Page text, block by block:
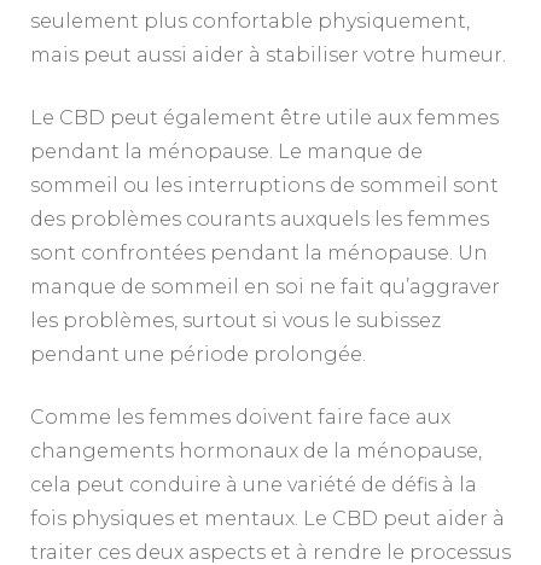
seulement plus confortable physiquement,
mais peut aussi aider à stabiliser votre humeur.
Le CBD peut également être utile aux femmes
pendant la ménopause. Le manque de
sommeil ou les interruptions de sommeil sont
des problèmes courants auxquels les femmes
sont confrontées pendant la ménopause. Un
manque de sommeil en soi ne fait qu’aggraver
les problèmes, surtout si vous le subissez
pendant une période prolongée.
Comme les femmes doivent faire face aux
changements hormonaux de la ménopause,
cela peut conduire à une variété de défis à la
fois physiques et mentaux. Le CBD peut aider à
traiter ces deux aspects et à rendre le processus